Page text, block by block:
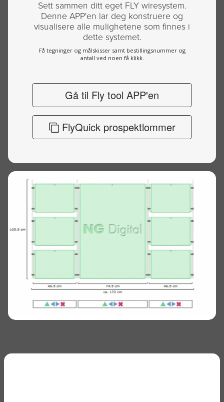
Sett sammen ditt eget FLY wiresystem.
Denne APP'en lar deg konstruere og
visualisere alle mulighetene som finnes i
dette systemet.
Få tegninger og målskisser samt bestillingsnummer og
antall ved noen få klikk.
Gå til Fly tool APP'en
FlyQuick prospektlommer